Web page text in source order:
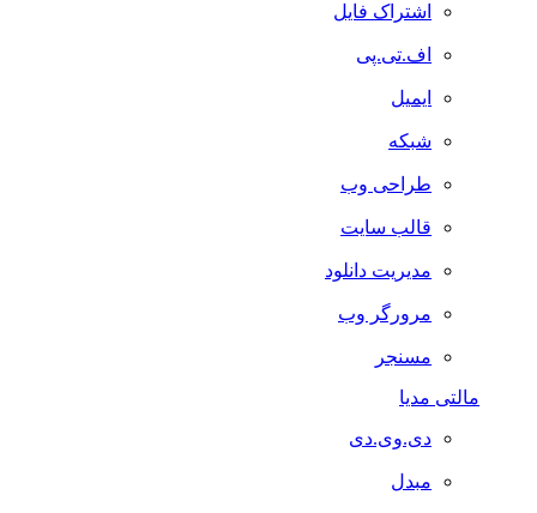
اشتراک فایل
اف.تی.پی
ایمیل
شبکه
طراحی وب
قالب سایت
مدیریت دانلود
مرورگر وب
مسنجر
مالتی مدیا
دی.وی.دی
مبدل